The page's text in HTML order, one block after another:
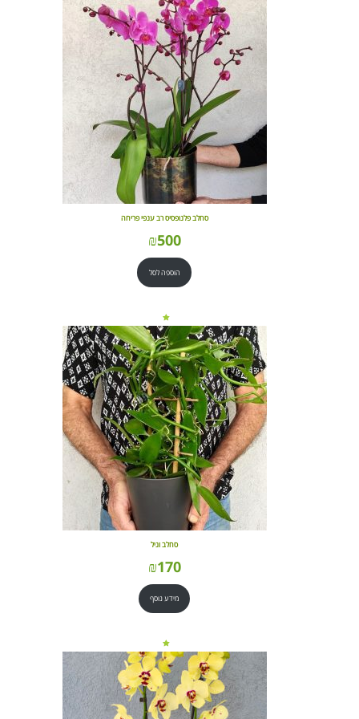
סחלב פלנופסיס רב ענפי פריחה
₪500
הוספה לסל
סחלב וניל
₪170
מידע נוסף